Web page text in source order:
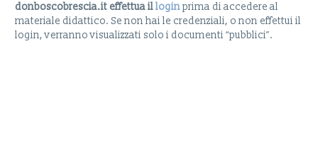
donboscobrescia.it effettua illoginprima di accedere al
materiale didattico. Se non hai le credenziali, o non effettui il
login, verranno visualizzati solo i documenti “pubblici”.